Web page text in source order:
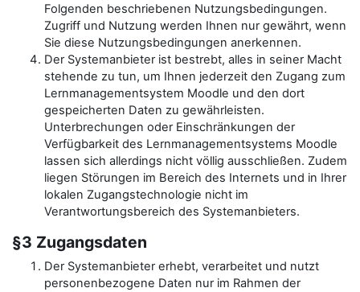
Folgenden beschriebenen Nutzungsbedingungen.
Zugriff und Nutzung werden Ihnen nur gewährt, wenn
Sie diese Nutzungsbedingungen anerkennen.
Der Systemanbieter ist bestrebt, alles in seiner Macht
stehende zu tun, um Ihnen jederzeit den Zugang zum
Lernmanagementsystem Moodle und den dort
gespeicherten Daten zu gewährleisten.
Unterbrechungen oder Einschränkungen der
Verfügbarkeit des Lernmanagementsystems Moodle
lassen sich allerdings nicht völlig ausschließen. Zudem
liegen Störungen im Bereich des Internets und in Ihrer
lokalen Zugangstechnologie nicht im
Verantwortungsbereich des Systemanbieters.
§3 Zugangsdaten
Der Systemanbieter erhebt, verarbeitet und nutzt
personenbezogene Daten nur im Rahmen der